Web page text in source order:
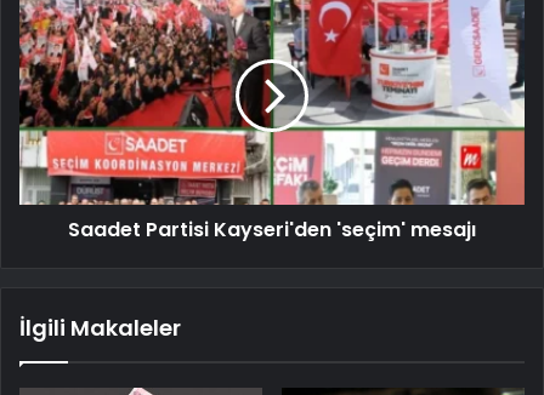
Saadet Partisi Kayseri'den 'seçim' mesajı
İlgili Makaleler